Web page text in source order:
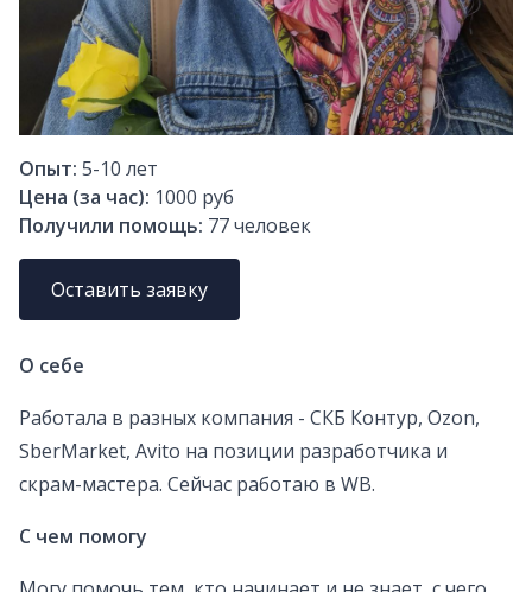
Опыт: 5-10 лет
Цена (за час): 1000 руб
Получили помощь: 77человек
Оставить заявку
О себе
Работала в разных компания - СКБ Контур, Ozon,
SberMarket, Avito на позиции разработчика и
скрам-мастера. Сейчас работаю в WB.
С чем помогу